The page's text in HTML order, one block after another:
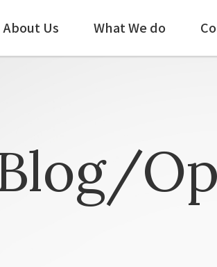
About Us What We do